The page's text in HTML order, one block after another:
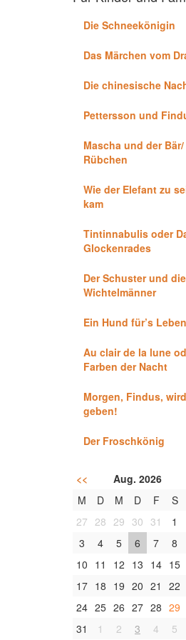
Die Schneekönigin
Das Märchen vom
Die chinesische
Pettersson und
Mascha und der Bär/
Rübchen
Wie der Elefant zu
kam
Tintinnabulis oder
Glockenrades
Der Schuster und die
Wichtelmänner
Ein Hund für’s Leben
Au clair de la lune
Farben der Nacht
Morgen, Findus,
geben!
Der Froschkönig
<< Aug. 2026
M
D M D F S
27 28 29 30 31 1
3
4 5 6 7 8
10 11 12 13 14 15
17 18 19 20 21 22
24 25 26 27 28 29
31
1 2 3 4 5